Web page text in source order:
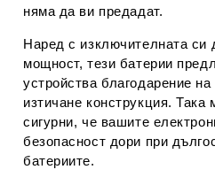
няма да ви предадат.
Наред с изключителната си
мощност, тези батерии
устройства благодарение
изтичане конструкция.
сигурни, че вашите
безопасност дори при
батериите.